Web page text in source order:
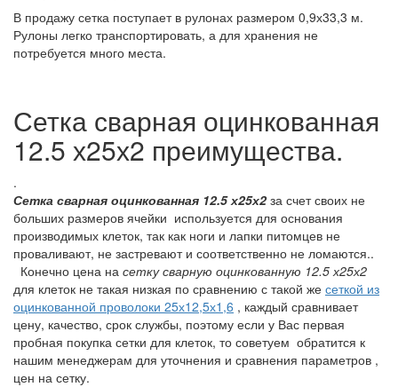
В продажу сетка поступает в рулонах размером 0,9х33,3 м.
Рулоны легко транспортировать, а для хранения не
потребуется много места.
Сетка сварная оцинкованная
12.5 х25х2 преимущества.
.
Сетка сварная оцинкованная 12.5 х25х2за счет своих не
больших размеров ячейки используется для основания
производимых клеток, так как ноги и лапки питомцев не
проваливают, не застревают и соответственно не ломаются..
Конечно цена на сетку сварную оцинкованную 12.5 х25х2
для клеток не такая низкая по сравнению с такой же сеткой из
оцинкованной проволоки 25х12,5х1,6 , каждый сравнивает
цену, качество, срок службы, поэтому если у Вас первая
пробная покупка сетки для клеток, то советуем обратится к
нашим менеджерам для уточнения и сравнения параметров ,
цен на сетку.